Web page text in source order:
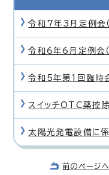
令和7年3月定例会
令和6年6月定例会
令和5年第1回臨時
スイッチOTC薬控
太陽光発電設備に
前のページ